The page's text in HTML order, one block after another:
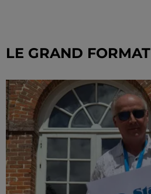
dans...
LE GRAND FORMAT